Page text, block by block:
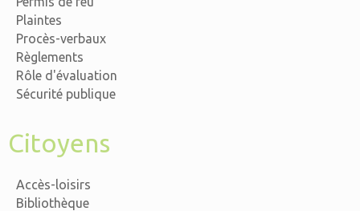
Plaintes
Procès-verbaux
Règlements
Rôle d'évaluation
Sécurité publique
Citoyens
Accès-loisirs
Bibliothèque